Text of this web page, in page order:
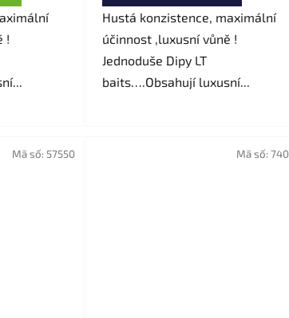
!
Hustá konzistence, maximální
účinnost ,luxusní vůně !
Jednoduše Dipy LT
baits….Obsahují luxusní...
Mã số: 57550 Mã số: